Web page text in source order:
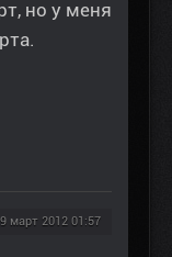
но у меня
март 2012 01:57